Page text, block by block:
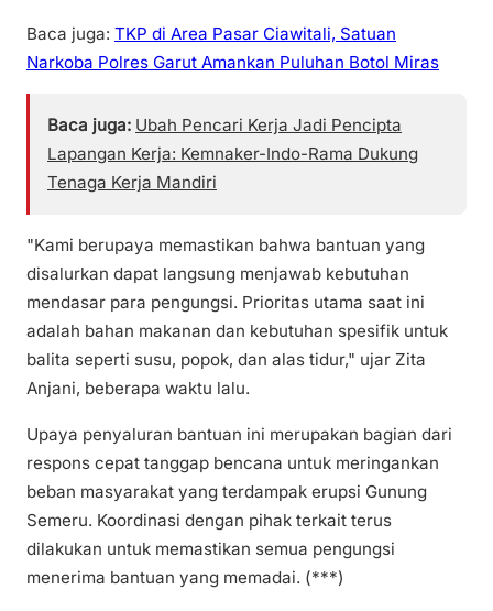
Baca juga: TKP di Area Pasar Ciawitali, Satuan
Narkoba Polres Garut Amankan Puluhan Botol Miras
Baca juga: Ubah Pencari Kerja Jadi Pencipta
Lapangan Kerja: Kemnaker-Indo-Rama Dukung
Tenaga Kerja Mandiri
"Kami berupaya memastikan bahwa bantuan yang
disalurkan dapat langsung menjawab kebutuhan
mendasar para pengungsi. Prioritas utama saat ini
adalah bahan makanan dan kebutuhan spesifik untuk
balita seperti susu, popok, dan alas tidur," ujar Zita
Anjani, beberapa waktu lalu.
Upaya penyaluran bantuan ini merupakan bagian dari
respons cepat tanggap bencana untuk meringankan
beban masyarakat yang terdampak erupsi Gunung
Semeru. Koordinasi dengan pihak terkait terus
dilakukan untuk memastikan semua pengungsi
menerima bantuan yang memadai. (***)